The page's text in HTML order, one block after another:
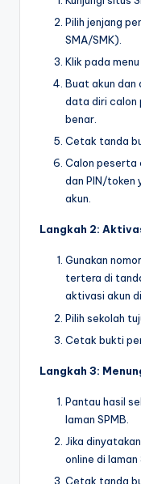
Pilih jenjang
SMA/SMK).
Klik pada
Buat akun dan
data diri calon
benar.
Cetak tanda
Calon peserta
dan PIN/token
akun.
Langkah 2:
Gunakan
tertera di
aktivasi akun
Pilih sekolah
Cetak bukti
Langkah 3:
Pantau hasil
laman SPMB.
Jika
online di laman
Cetak tanda